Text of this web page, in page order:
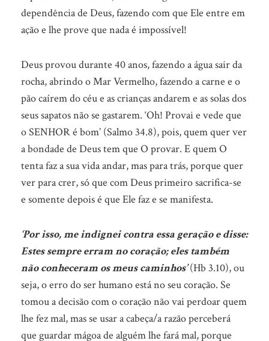
dependência de Deus, fazendo com que Ele entre em
ação e lhe prove que nada é impossível!
Deus provou durante 40 anos, fazendo a água sair da
rocha, abrindo o Mar Vermelho, fazendo a carne e o
pão caírem do céu e as crianças andarem e as solas dos
seus sapatos não se gastarem. ‘Oh! Provai e vede que
o SENHOR é bom’ (Salmo 34.8), pois, quem quer ver
a bondade de Deus tem que O provar. E quem O
tenta faz a sua vida andar, mas para trás, porque quer
ver para crer, só que com Deus primeiro sacrifica-se
e somente depois é que Ele faz e se manifesta.
‘Por isso, me indignei contra essa geração e disse:
Estes sempre erram no coração; eles também
não conheceram os meus caminhos’(Hb 3.10), ou
seja, o erro do ser humano está no seu coração. Se
tomou a decisão com o coração não vai perdoar quem
lhe fez mal, mas se usar a cabeça/a razão perceberá
que guardar mágoa de alguém lhe fará mal, porque